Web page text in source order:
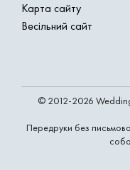
Карта сайту
Весільний сайт
© 2012-2026
Передруки без